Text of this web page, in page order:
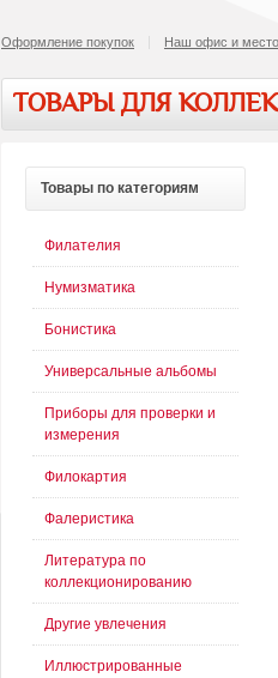
Оформление покупок Наш офис и
ТОВАРЫ ДЛЯ
Товары по категориям
Филателия
Нумизматика
Бонистика
Универсальные альбомы
Приборы для проверки и
измерения
Филокартия
Фалеристика
Литература по
коллекционированию
Другие увлечения
Иллюстрированные